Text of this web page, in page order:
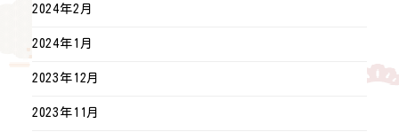
2024年2月
2024年1月
2023年12月
2023年11月